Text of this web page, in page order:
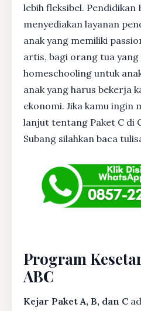
lebih fleksibel. Pendidikan
menyediakan layanan
anak yang memiliki
artis, bagi orang tua
homeschooling untuk
anak yang harus bekerja
ekonomi. Jika kamu ingin
lanjut tentang Paket C di
Subang silahkan baca
Program
ABC
Kejar Paket A, B, dan C